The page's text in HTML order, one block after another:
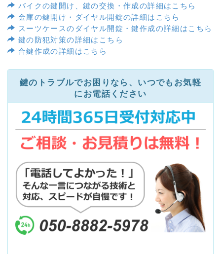
バイクの鍵開け、鍵の交換・作成の詳細はこちら
金庫の鍵開け・ダイヤル開錠の詳細はこちら
スーツケースのダイヤル開錠・鍵作成の詳細はこちら
鍵の防犯対策の詳細はこちら
合鍵作成の詳細はこちら
鍵のトラブルでお困りなら、いつでもお気軽
にお電話ください